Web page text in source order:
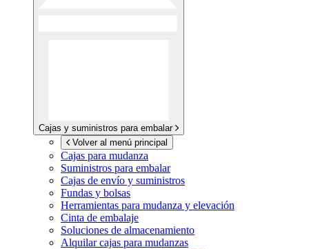
Cajas y suministros para embalar
Volver al menú principal
Cajas para mudanza
Suministros para embalar
Cajas de envío y suministros
Fundas y bolsas
Herramientas para mudanza y elevación
Cinta de embalaje
Soluciones de almacenamiento
Alquilar cajas para mudanzas